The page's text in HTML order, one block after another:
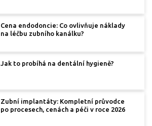
Cena endodoncie: Co ovlivňuje náklady
na léčbu zubního kanálku?
Jak to probíhá na dentální hygieně?
Zubní implantáty: Kompletní průvodce
po procesech, cenách a péči v roce 2026